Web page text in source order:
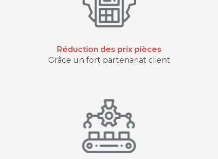
Réduction des prix pièces
Grâce un fort partenariat client